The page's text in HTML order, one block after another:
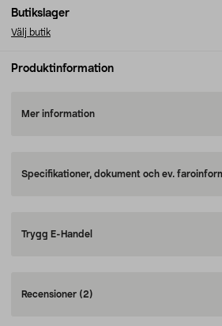
Butikslager
Välj butik
Produktinformation
Mer information
Specifikationer, dokument och ev.
Trygg E-Handel
Recensioner (2)